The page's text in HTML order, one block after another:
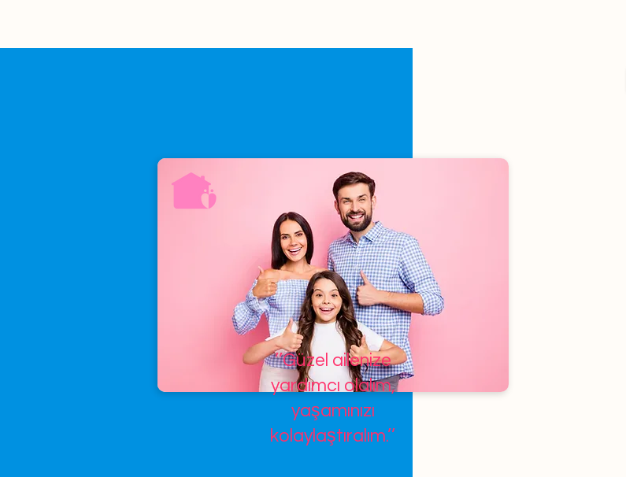
’’Güzel ailenize
yardımcı olalım,
yaşamınızı
kolaylaştıralım.’’